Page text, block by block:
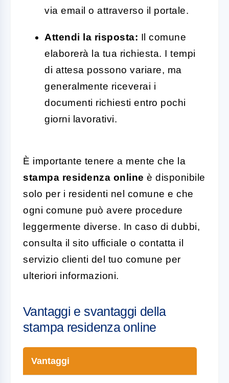
via email o attraverso il portale.
Attendi la risposta: Il comune
elaborerà la tua richiesta. I tempi
di attesa possono variare, ma
generalmente riceverai i
documenti richiesti entro pochi
giorni lavorativi.
È importante tenere a mente che la
stampa residenza online è disponibile
solo per i residenti nel comune e che
ogni comune può avere procedure
leggermente diverse. In caso di dubbi,
consulta il sito ufficiale o contatta il
servizio clienti del tuo comune per
ulteriori informazioni.
Vantaggi e svantaggi della
stampa residenza online
Vantaggi